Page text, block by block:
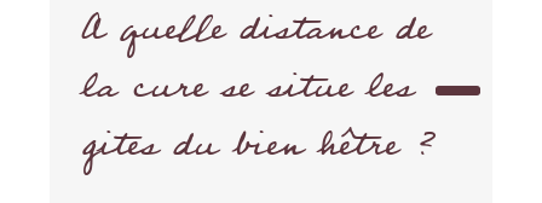
A quelle distance de
la cure se situe les
gites du bien hêtre ?